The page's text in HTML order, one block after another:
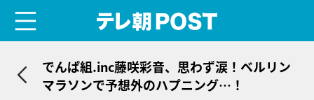
でんぱ組.inc藤咲彩音、思わず涙！ベルリン
マラソンで予想外のハプニング…！